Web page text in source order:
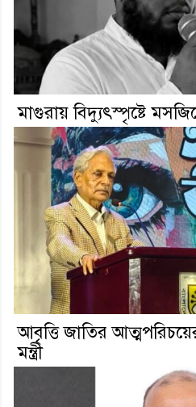
মাগুরায় বিদ্যুৎস্পৃষ্টে
আবৃত্তি জাতির
মন্ত্রী